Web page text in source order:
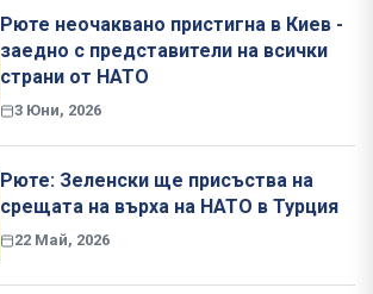
Рюте неочаквано пристигна в Киев -
заедно с представители на всички
страни от НАТО
3 Юни, 2026
Рюте: Зеленски ще присъства на
срещата на върха на НАТО в Турция
22 Май, 2026